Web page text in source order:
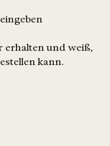
erhalten und weiß,
kann.